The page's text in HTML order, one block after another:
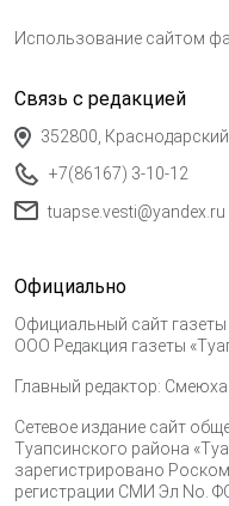
Использование сайтом
Связь с редакцией
352800,
+7(86167) 3-10-12
tuapse.vesti@yandex.ru
Официально
Официальный сайт газеты
ООО Редакция газеты
Главный редактор: Смеюха
Сетевое издание сайт
Туапсинского района
зарегистрировано
регистрации СМИ Эл No.